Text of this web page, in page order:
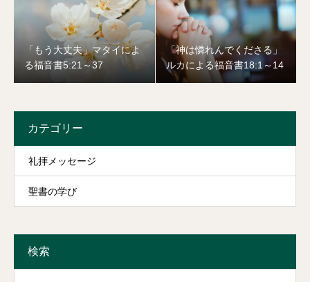
「もう大丈夫」マタイによ
る福音書5:21～37
「神は憐れんでくださる」
ルカによる福音書18:1～14
カテゴリー
礼拝メッセージ
聖書の学び
検索